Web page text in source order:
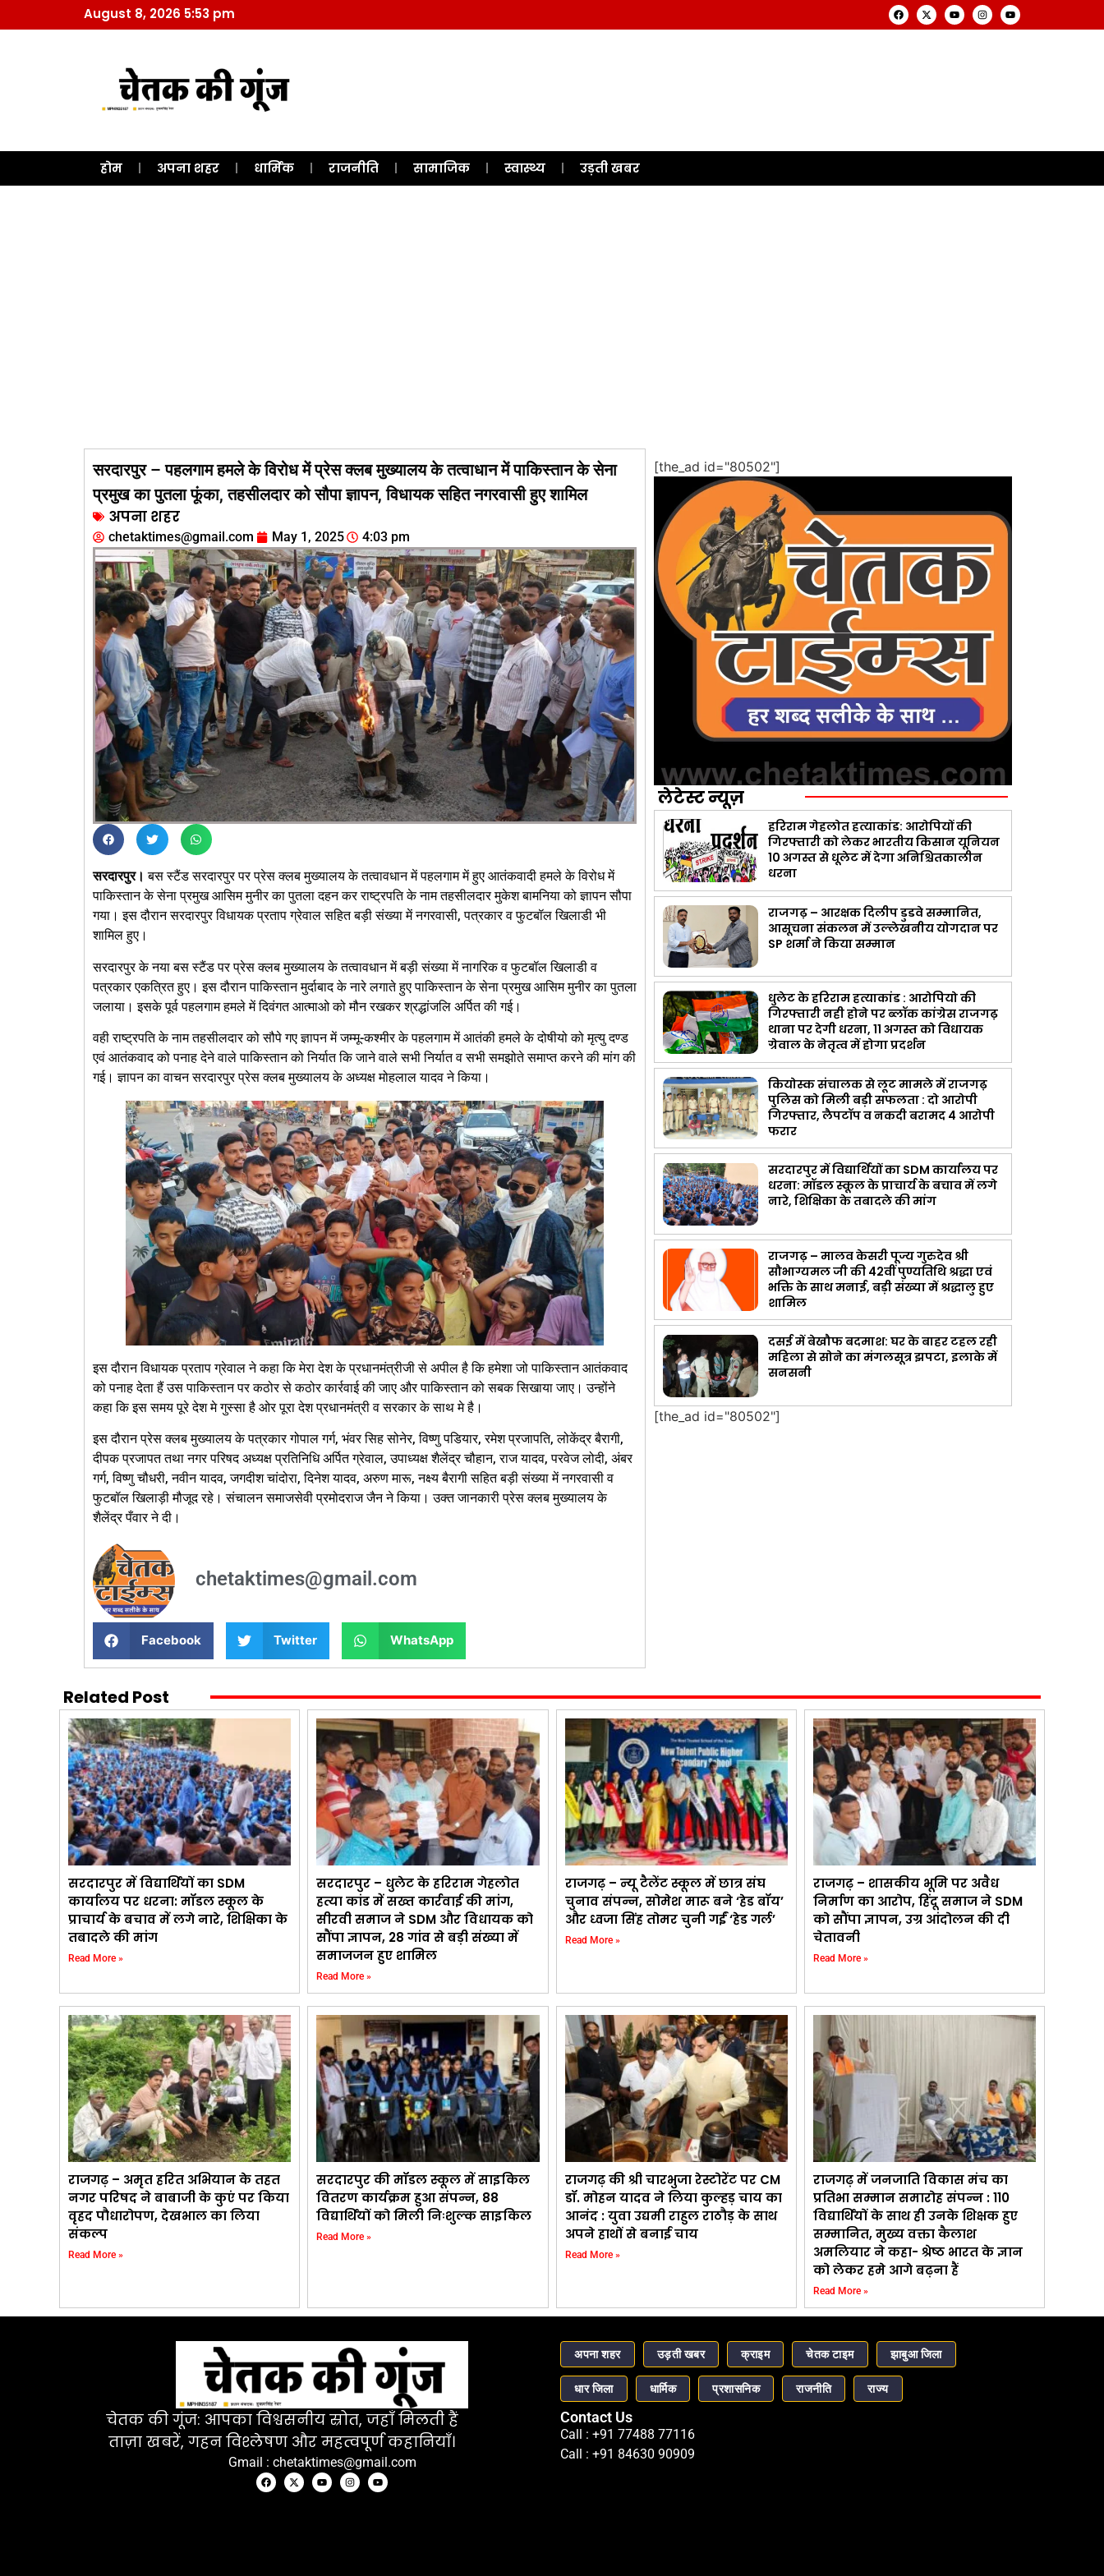
August 8, 2026 5:53 pm
होम अपना शहर धार्मिक राजनीति सामाजिक स्वास्थ्य उड़ती खबर
सरदारपुर – पहलगाम हमले के विरोध में प्रेस क्लब मुख्यालय के तत्वाधान में पाकिस्तान के सेना
प्रमुख का पुतला फूंका, तहसीलदार को सौपा ज्ञापन, विधायक सहित नगरवासी हुए शामिल
अपना शहर
chetaktimes@gmail.com May 1, 2025 4:03 pm
सरदारपुर। बस स्टैंड सरदारपुर पर प्रेस क्लब मुख्यालय के तत्वावधान में पहलगाम में हुए आतंकवादी हमले के विरोध में
पाकिस्तान के सेना प्रमुख आसिम मुनीर का पुतला दहन कर राष्ट्रपति के नाम तहसीलदार मुकेश बामनिया को ज्ञापन सौपा
गया। इस दौरान सरदारपुर विधायक प्रताप ग्रेवाल सहित बड़ी संख्या में नगरवासी, पत्रकार व फुटबॉल खिलाडी भी
शामिल हुए।
सरदारपुर के नया बस स्टैंड पर प्रेस क्लब मुख्यालय के तत्वावधान में बड़ी संख्या में नागरिक व फुटबॉल खिलाडी व
पत्रकार एकत्रित हुए। इस दौरान पाकिस्तान मुर्दाबाद के नारे लगाते हुए पाकिस्तान के सेना प्रमुख आसिम मुनीर का पुतला
जलाया। इसके पूर्व पहलगाम हमले में दिवंगत आत्माओ को मौन रखकर श्रद्धांजलि अर्पित की गई।
वही राष्ट्रपति के नाम तहसीलदार को सौपे गए ज्ञापन में जम्मू-कश्मीर के पहलगाम में आतंकी हमले के दोषीयो को मृत्यु दण्ड
एवं आतंकवाद को पनाह देने वाले पाकिस्तान को निर्यात कि जाने वाले सभी निर्यात व सभी समझोते समाप्त करने की मांग की
गई। ज्ञापन का वाचन सरदारपुर प्रेस क्लब मुख्यालय के अध्यक्ष मोहलाल यादव ने किया।
इस दौरान विधायक प्रताप ग्रेवाल ने कहा कि मेरा देश के प्रधानमंत्रीजी से अपील है कि हमेशा जो पाकिस्तान आतंकवाद
को पनाह देता हैं उस पाकिस्तान पर कठोर से कठोर कार्रवाई की जाए और पाकिस्तान को सबक सिखाया जाए। उन्होंने
कहा कि इस समय पूरे देश मे गुस्सा है ओर पूरा देश प्रधानमंत्री व सरकार के साथ मे है।
इस दौरान प्रेस क्लब मुख्यालय के पत्रकार गोपाल गर्ग, भंवर सिह सोनेर, विष्णु पडियार, रमेश प्रजापति, लोकेंद्र बैरागी,
दीपक प्रजापत तथा नगर परिषद अध्यक्ष प्रतिनिधि अर्पित ग्रेवाल, उपाध्यक्ष शैलेंद्र चौहान, राज यादव, परवेज लोदी, अंबर
गर्ग, विष्णु चौधरी, नवीन यादव, जगदीश चांदोरा, दिनेश यादव, अरुण मारू, नक्ष्य बैरागी सहित बड़ी संख्या में नगरवासी व
फुटबॉल खिलाड़ी मौजूद रहे। संचालन समाजसेवी प्रमोदराज जैन ने किया। उक्त जानकारी प्रेस क्लब मुख्यालय के
शैलेंद्र पँवार ने दी।
chetaktimes@gmail.com
Facebook Twitter WhatsApp
[the_ad id="80502"]
लेटेस्ट न्यूज़
हरिराम गेहलोत हत्याकांड: आरोपियों की
गिरफ्तारी को लेकर भारतीय किसान यूनियन
10 अगस्त से धूलेट में देगा अनिश्चितकालीन
धरना
राजगढ़ – आरक्षक दिलीप डुडवे सम्मानित,
आसूचना संकलन में उल्लेखनीय योगदान पर
SP शर्मा ने किया सम्मान
धुलेट के हरिराम हत्याकांड : आरोपियो की
गिरफ्तारी नही होने पर ब्लॉक कांग्रेस राजगढ़
थाना पर देगी धरना, 11 अगस्त को विधायक
ग्रेवाल के नेतृत्व में होगा प्रदर्शन
कियोस्क संचालक से लूट मामले में राजगढ़
पुलिस को मिली बड़ी सफलता : दो आरोपी
गिरफ्तार, लैपटॉप व नकदी बरामद 4 आरोपी
फरार
सरदारपुर में विद्यार्थियों का SDM कार्यालय पर
धरना: मॉडल स्कूल के प्राचार्य के बचाव में लगे
नारे, शिक्षिका के तबादले की मांग
राजगढ़ – मालव केसरी पूज्य गुरुदेव श्री
सौभाग्यमल जी की 42वीं पुण्यतिथि श्रद्धा एवं
भक्ति के साथ मनाई, बड़ी संख्या में श्रद्धालु हुए
शामिल
दसई में बेखौफ बदमाश: घर के बाहर टहल रही
महिला से सोने का मंगलसूत्र झपटा, इलाके में
सनसनी
[the_ad id="80502"]
Related Post
सरदारपुर में विद्यार्थियों का SDM
कार्यालय पर धरना: मॉडल स्कूल के
प्राचार्य के बचाव में लगे नारे, शिक्षिका के
तबादले की मांग
Read More »
सरदारपुर – धुलेट के हरिराम गेहलोत
हत्या कांड में सख्त कार्रवाई की मांग,
सीरवी समाज ने SDM और विधायक को
सौंपा ज्ञापन, 28 गांव से बड़ी संख्या में
समाजजन हुए शामिल
Read More »
राजगढ़ – न्यू टैलेंट स्कूल में छात्र संघ
चुनाव संपन्न, सोमेश मारू बने ‘हेड बॉय’
और ध्वजा सिंह तोमर चुनी गईं ‘हेड गर्ल’
Read More »
राजगढ़ – शासकीय भूमि पर अवैध
निर्माण का आरोप, हिंदू समाज ने SDM
को सौंपा ज्ञापन, उग्र आंदोलन की दी
चेतावनी
Read More »
राजगढ़ – अमृत हरित अभियान के तहत
नगर परिषद ने बाबाजी के कुएं पर किया
वृहद पौधारोपण, देखभाल का लिया
संकल्प
Read More »
सरदारपुर की मॉडल स्कूल में साइकिल
वितरण कार्यक्रम हुआ संपन्न, 88
विद्यार्थियों को मिली निःशुल्क साइकिल
Read More »
राजगढ़ की श्री चारभुजा रेस्टोरेंट पर CM
डॉ. मोहन यादव ने लिया कुल्हड़ चाय का
आनंद : युवा उद्यमी राहुल राठौड़ के साथ
अपने हाथों से बनाई चाय
Read More »
राजगढ़ में जनजाति विकास मंच का
प्रतिभा सम्मान समारोह संपन्न : 110
विद्यार्थियों के साथ ही उनके शिक्षक हुए
सम्मानित, मुख्य वक्ता कैलाश
अमलियार ने कहा- श्रेष्ठ भारत के ज्ञान
को लेकर हमे आगे बढ़ना हैं
Read More »
चेतक की गूंज: आपका विश्वसनीय स्रोत, जहाँ मिलती हैं
ताज़ा खबरें, गहन विश्लेषण और महत्वपूर्ण कहानियाँ।
Gmail : chetaktimes@gmail.com
अपना शहर उड़ती खबर क्राइम चेतक टाइम झाबुआ जिला
धार जिला धार्मिक प्रशासनिक राजनीति राज्य
Contact Us
Call : +91 77488 77116
Call : +91 84630 90909